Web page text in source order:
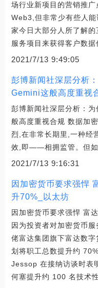
场行业新项目的营销推
Web3,但非常少有些人
家今日大部分人所了解
服务项目来获得客户数据
2021/7/13 9:49:05
彭博新闻社深层分析
Gemini这般高度重视
彭博新闻社深层分析：
般高度重视合规 数据加
烈,在非常长期里,一种经
效,即——相拥监管。但如
2021/7/13 9:16:31
因加密货币要求强悍
升70%_以太坊
因加密货币要求强悍 富
因为投资者对加密货币
佬富达集团旗下富达数
划将职工总数提升约
Jessop 在接纳访谈时表
何塞提升约 100 名技术